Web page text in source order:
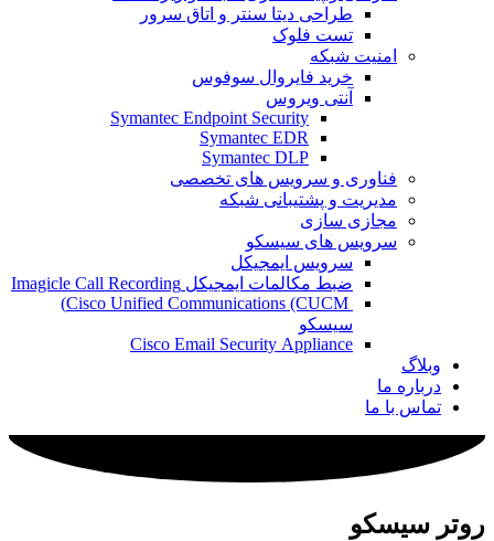
طراحی دیتا سنتر و اتاق سرور
تست فلوک
امنیت شبکه
خرید فایروال سوفوس
آنتی ویروس
Symantec Endpoint Security
Symantec EDR
Symantec DLP
فناوری و سرویس های تخصصی
مدیریت و پشتیبانی شبکه
مجازی سازی
سرویس های سیسکو
سرویس ایمجیکل
ضبط مکالمات ایمجیکل Imagicle Call Recording
Cisco Unified Communications (CUCM)
سیسکو
Cisco Email Security Appliance
وبلاگ
درباره ما
تماس با ما
روتر سیسکو